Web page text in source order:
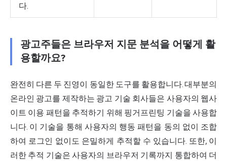
다.
광고주들은 브라우저 지문 분석을 어떻게 활
용할까요?
완전히 다른 두 진영이 동일한 도구를 활용합니다. 대부분의
온라인 광고를 제작하는 광고 기술 회사들은 사용자의 웹사
이트 이용 패턴을 추적하기 위해 핑거프린팅 기술을 사용합
니다. 이 기술을 통해 사용자의 행동 패턴을 동의 없이 조합
하여 로그인 없이도 은밀하게 추적할 수 있습니다. 또한, 이
러한 추적 기술은 사용자의 브라우저 기록까지 통합하여 더